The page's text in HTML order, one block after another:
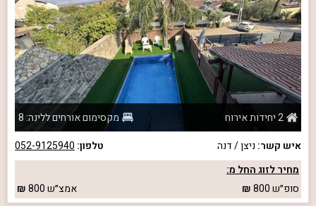
2 יחידות אירוח
מקסימום אורחים ללינה: 8
איש קשר: ניצן / דנה טלפון: 052-9125940
מחיר לזוג החל מ:
סופ״ש800 אמצ״ש800